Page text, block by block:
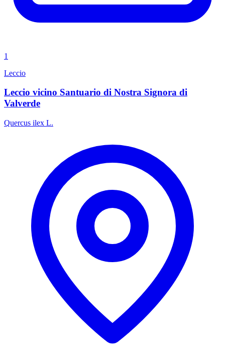
1
Leccio
Leccio vicino Santuario di Nostra Signora di
Valverde
Quercus ilex L.